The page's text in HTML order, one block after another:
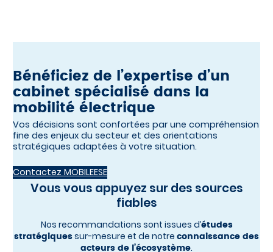
Bénéficiez de l’expertise d’un
cabinet spécialisé dans la
mobilité électrique
Vos décisions sont confortées par une compréhension
fine des enjeux du secteur et des orientations
stratégiques adaptées à votre situation.
Contactez MOBILEESE
Vous vous appuyez sur des sources
fiables
Nos recommandations sont issues d’études
stratégiques sur-mesure et de notre connaissance des
acteurs de l’écosystème.